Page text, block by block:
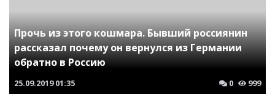
Прочь из этого кошмара. Бывший россиянин
рассказал почему он вернулся из Германии
обратно в Россию
25.09.2019 01:35 0 999